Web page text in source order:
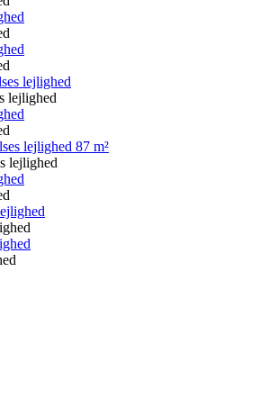
lejlighed
lejlighed